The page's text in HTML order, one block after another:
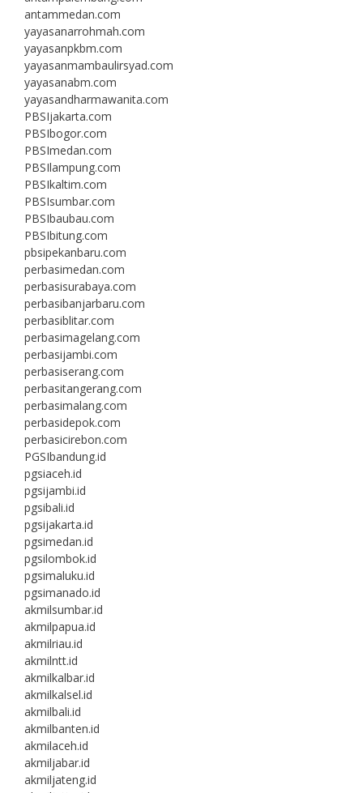
antammedan.com
yayasanarrohmah.com
yayasanpkbm.com
yayasanmambaulirsyad.com
yayasanabm.com
yayasandharmawanita.com
PBSIjakarta.com
PBSIbogor.com
PBSImedan.com
PBSIlampung.com
PBSIkaltim.com
PBSIsumbar.com
PBSIbaubau.com
PBSIbitung.com
pbsipekanbaru.com
perbasimedan.com
perbasisurabaya.com
perbasibanjarbaru.com
perbasiblitar.com
perbasimagelang.com
perbasijambi.com
perbasiserang.com
perbasitangerang.com
perbasimalang.com
perbasidepok.com
perbasicirebon.com
PGSIbandung.id
pgsiaceh.id
pgsijambi.id
pgsibali.id
pgsijakarta.id
pgsimedan.id
pgsilombok.id
pgsimaluku.id
pgsimanado.id
akmilsumbar.id
akmilpapua.id
akmilriau.id
akmilntt.id
akmilkalbar.id
akmilkalsel.id
akmilbali.id
akmilbanten.id
akmilaceh.id
akmiljabar.id
akmiljateng.id